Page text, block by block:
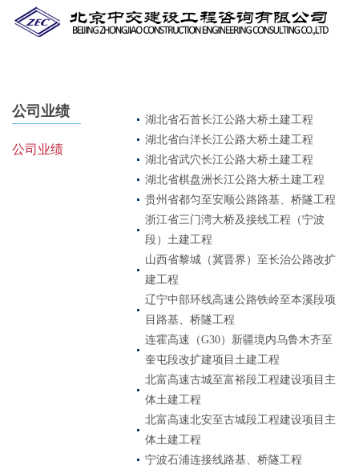
公司业绩
公司业绩
湖北省石首长江公路大桥土建工程
湖北省白洋长江公路大桥土建工程
湖北省武穴长江公路大桥土建工程
湖北省棋盘洲长江公路大桥土建工程
贵州省都匀至安顺公路路基、桥隧工程
浙江省三门湾大桥及接线工程（宁波
段）土建工程
山西省黎城（冀晋界）至长治公路改扩
建工程
辽宁中部环线高速公路铁岭至本溪段项
目路基、桥隧工程
连霍高速（G30）新疆境内乌鲁木齐至
奎屯段改扩建项目土建工程
北富高速古城至富裕段工程建设项目主
体土建工程
北富高速北安至古城段工程建设项目主
体土建工程
宁波石浦连接线路基、桥隧工程